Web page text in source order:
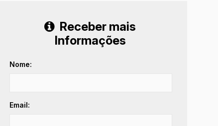
Receber mais
Informações
Nome:
Email: